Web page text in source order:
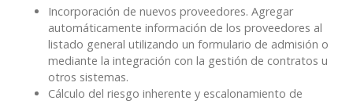
Incorporación de nuevos proveedores. Agregar
automáticamente información de los proveedores al
listado general utilizando un formulario de admisión o
mediante la integración con la gestión de contratos u
otros sistemas.
Cálculo del riesgo inherente y escalonamiento de